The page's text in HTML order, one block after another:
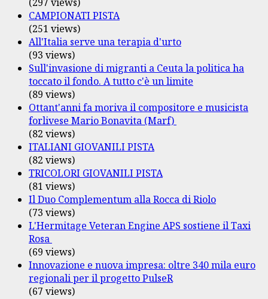
CAMPIONATI PISTA
(251 views)
All'Italia serve una terapia d'urto
(93 views)
Sull'invasione di migranti a Ceuta la politica ha
toccato il fondo. A tutto c'è un limite
(89 views)
Ottant'anni fa moriva il compositore e musicista
forlivese Mario Bonavita (Marf)
(82 views)
ITALIANI GIOVANILI PISTA
(82 views)
TRICOLORI GIOVANILI PISTA
(81 views)
Il Duo Complementum alla Rocca di Riolo
(73 views)
L'Hermitage Veteran Engine APS sostiene il Taxi
Rosa
(69 views)
Innovazione e nuova impresa: oltre 340 mila euro
regionali per il progetto PulseR
(67 views)